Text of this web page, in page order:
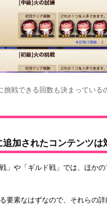
戦できる回数も決まっている
加されたコンテンツは
」や「ギルド戦」では、ほか
素なはずなので、それらの詳